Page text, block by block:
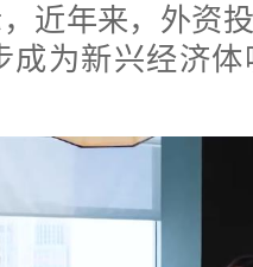
近年来，外资
成为新兴经济